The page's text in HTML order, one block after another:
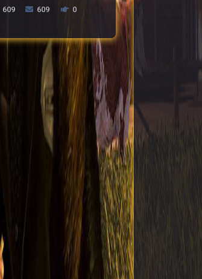
609
609 0